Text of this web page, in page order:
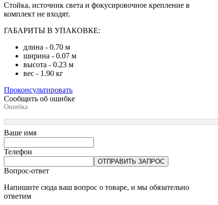
Стойка, источник света и фокусировочное крепление в
комплект не входят.
ГАБАРИТЫ В УПАКОВКЕ:
длина - 0.70 м
ширина - 0.07 м
высота - 0.23 м
вес - 1.90 кг
Проконсультировать
Сообщить об ошибке
Ошибка
Ваше имя
Телефон
ОТПРАВИТЬ ЗАПРОС
Вопрос-ответ
Напишите сюда ваш вопрос о товаре, и мы обязательно
ответим